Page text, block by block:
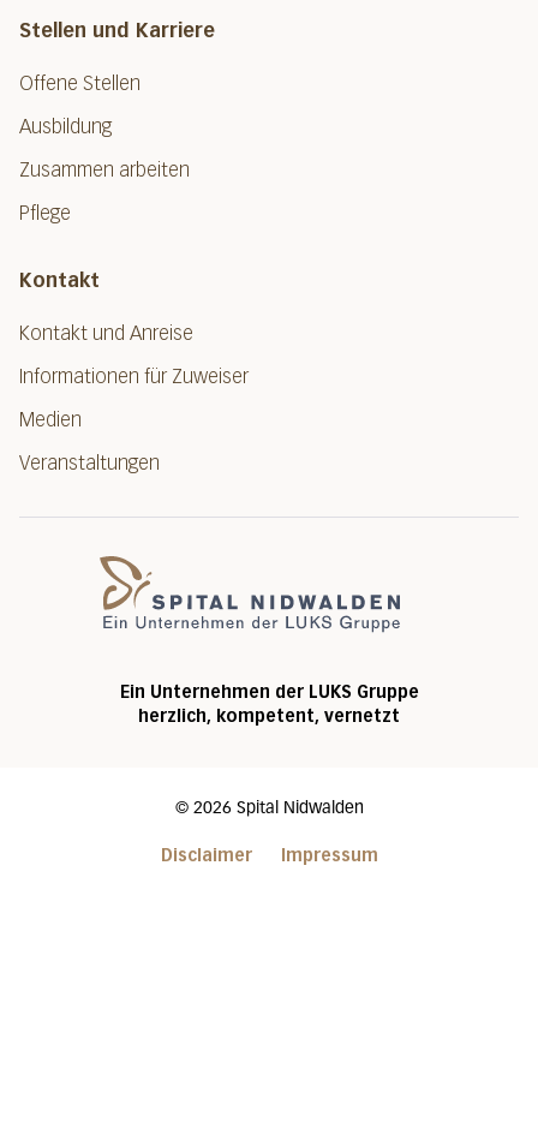
Stellen und Karriere
Offene Stellen
Ausbildung
Zusammen arbeiten
Pflege
Kontakt
Kontakt und Anreise
Informationen für Zuweiser
Medien
Veranstaltungen
Ein Unternehmen der LUKS Gruppe
herzlich, kompetent, vernetzt
© 2026 Spital Nidwalden
Disclaimer Impressum